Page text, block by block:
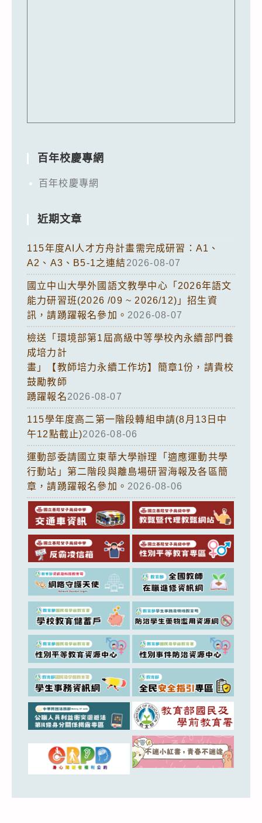
百年校慶專網
百年校慶專網
近期文章
115年度AI人才方舟計畫需完成研習：A1、
A2、A3、B5-1之連結2026-08-07
國立中山大學外國語文教學中心「2026年語文
能力研習班(2026 /09 ~ 2026/12)」招生資
訊，請踴躍報名參加。 2026-08-07
檢送「環境部第1屆高級中等學校內永續部門養
成培力計
畫」【教師培力永續工作坊】簡章1份，請貴校
鼓勵教師
踴躍報名2026-08-07
115學年度高二第一階段轉組申請(8月13日中
午12點截止)2026-08-06
運動部委請國立東華大學辦理「適應運動共學
行動站」第二階段與離島場研習海報及各區簡
章，請踴躍報名參加。 2026-08-06